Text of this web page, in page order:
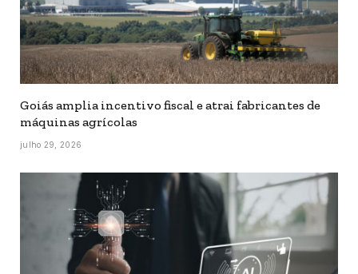
Goiás amplia incentivo fiscal e atrai fabricantes de
máquinas agrícolas
julho 29, 2026